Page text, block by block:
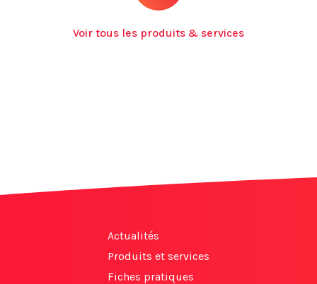
Voir tous les produits & services
Actualités
Produits et services
Fiches pratiques